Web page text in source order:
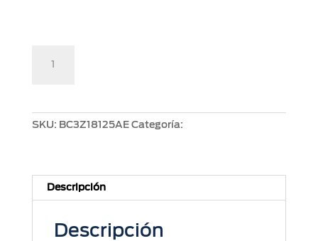
Trasero
6.2L
V8
SKU: BC3Z18125AE Categoría:
Descripción
Descripción